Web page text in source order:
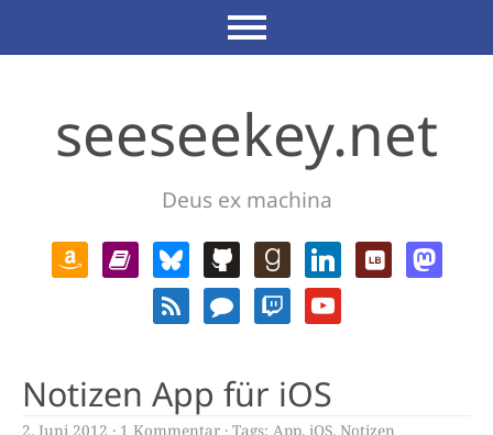
seeseekey.net
Deus ex machina
Notizen App für iOS
2. Juni 2012 1 Kommentar Tags: App, iOS, Notizen